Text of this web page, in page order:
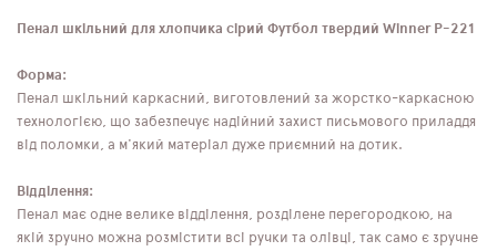
Пенал шкільний для хлопчика сірий Футбол твердий Winner P-221
Форма:
Пенал шкільний каркасний, виготовлений за жорстко-каркасною
технологією, що забезпечує надійний захист письмового приладдя
від поломки, а м'який матеріал дуже приємний на дотик.
Відділення:
Пенал має одне велике відділення, розділене перегородкою, на
якій зручно можна розмістити всі ручки та олівці, так само є зручне